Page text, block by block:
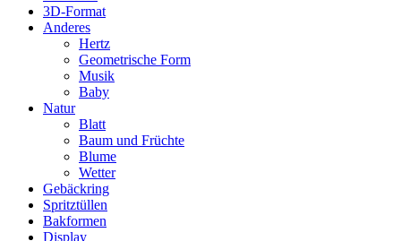
3D-Format
Anderes
Hertz
Geometrische Form
Musik
Baby
Natur
Blatt
Baum und Früchte
Blume
Wetter
Gebäckring
Spritztüllen
Bakformen
Display